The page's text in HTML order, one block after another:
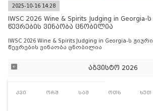
2025-10-16 14:28
IWSC 2026 Wine & Spirits Judging in
წევრების ვინაობა ცნობილია
IWSC 2026 Wine & Spirits Judging in Georgia-ს
წევრების ვინაობა ცნობილია
აგვისტო 2026
კვი ორშ სამ ოთხ ხუთ